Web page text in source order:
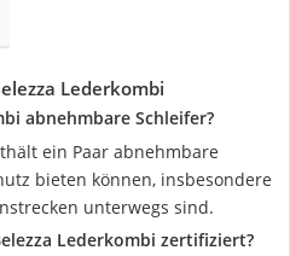
Lederkombi
abnehmbare Schleifer?
ein Paar abnehmbare
bieten können, insbesondere
unterwegs sind.
Lederkombi zertifiziert?